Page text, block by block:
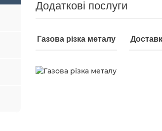
Додаткові послуги
Газова різка металу